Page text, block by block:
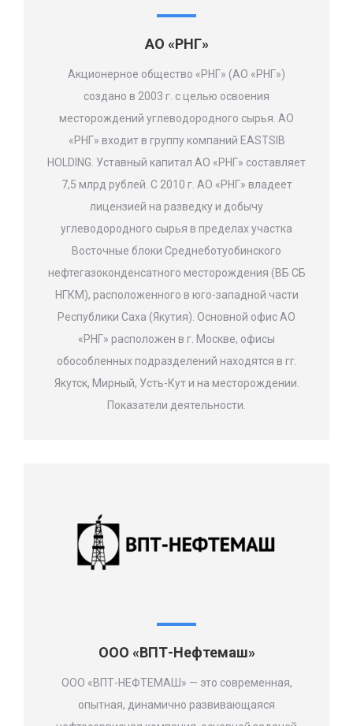
АО «РНГ»
Акционерное общество «РНГ» (АО «РНГ»)
создано в 2003 г. с целью освоения
месторождений углеводородного сырья. АО
«РНГ» входит в группу компаний EASTSIB
HOLDING. Уставный капитал АО «РНГ» составляет
7,5 млрд рублей. С 2010 г. АО «РНГ» владеет
лицензией на разведку и добычу
углеводородного сырья в пределах участка
Восточные блоки Среднеботуобинского
нефтегазоконденсатного месторождения (ВБ СБ
НГКМ), расположенного в юго-западной части
Республики Саха (Якутия). Основной офис АО
«РНГ» расположен в г. Москве, офисы
обособленных подразделений находятся в гг.
Якутск, Мирный, Усть-Кут и на месторождении.
Показатели деятельности.
ООО «ВПТ-Нефтемаш»
ООО «ВПТ-НЕФТЕМАШ» — это современная,
опытная, динамично развивающаяся